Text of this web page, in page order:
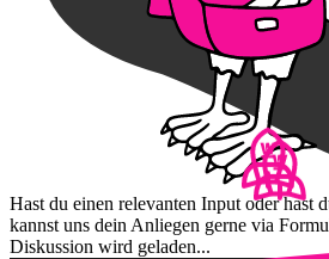
Hast du einen relevanten Input oder hast
kannst uns dein Anliegen gerne via
Diskussion wird geladen...